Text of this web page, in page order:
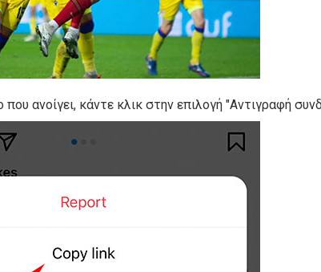
ανοίγει, κάντε κλικ στην επιλογή "Αντιγραφή